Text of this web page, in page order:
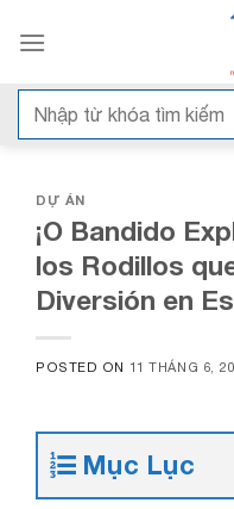
Tìm
kiếm:
DỰ ÁN
¡O Bandido
los Rodillos
Diversión en
POSTED ON 11 THÁNG 6,
Mục Lục